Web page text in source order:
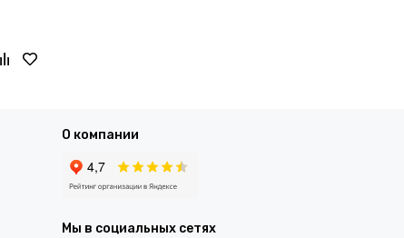
О компании
Мы в социальных сетях